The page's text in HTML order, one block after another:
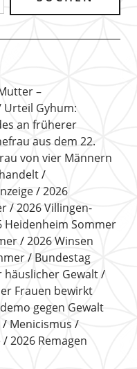
–
Urteil Gyhum:
an früherer
aus dem 22.
von vier Männern
2026
2026 Villingen-
Heidenheim Sommer
2026 Winsen
Bundestag
häuslicher Gewalt
Frauen bewirkt
gegen Gewalt
Menicismus
2026 Remagen